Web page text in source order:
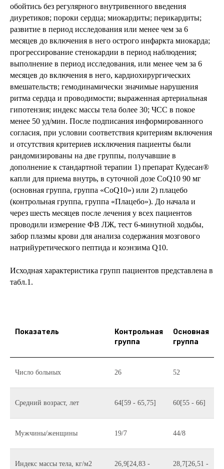
обойтись без регулярного внутривенного введения
диуретиков; пороки сердца; миокардиты; перикардиты;
развитие в период исследования или менее чем за 6
месяцев до включения в него острого инфаркта миокарда;
прогрессирование стенокардии в период наблюдения;
выполнение в период исследования, или менее чем за 6
месяцев до включения в него, кардиохирургических
вмешательств; гемодинамически значимые нарушения
ритма сердца и проводимости; выраженная артериальная
гипотензия; индекс массы тела более 30; ЧСС в покое
менее 50 уд/мин. После подписания информированного
согласия, при условии соответствия критериям включения
и отсутствия критериев исключения пациенты были
рандомизированы на две группы, получавшие в
дополнение к стандартной терапии 1) препарат Кудесан®
капли для приема внутрь, в суточной дозе CoQ10 90 мг
(основная группа, группа «CoQ10») или 2) плацебо
(контрольная группа, группа «Плацебо»). До начала и
через шесть месяцев после лечения у всех пациентов
проводили измерение ФВ ЛЖ, тест 6-минутной ходьбы,
забор плазмы крови для анализа содержания мозгового
натрийуретического пептида и коэнзима Q10.
Исходная характеристика групп пациентов представлена в
табл.1.
Показатель
Контрольная
группа
Основная
группа
Число больных 26 52
Средний возраст, лет 64[59 - 65,75] 60[55 - 66]
Мужчины/женщины 19/7 44/8
Индекс массы тела, кг/м2
26,9[24,83 -
28,7[26,51 -